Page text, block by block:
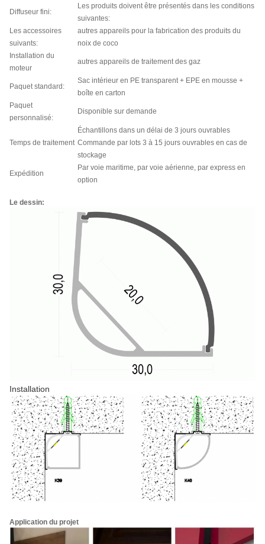
Diffuseur fini:
Les produits doivent être présentés dans les conditions
suivantes:
Les accessoires
suivants:
autres appareils pour la fabrication des produits du
noix de coco
Installation du
moteur
autres appareils de traitement des gaz
Paquet standard:
Sac intérieur en PE transparent + EPE en mousse +
boîte en carton
Paquet
personnalisé:
Disponible sur demande
Temps de traitement
Échantillons dans un délai de 3 jours ouvrables
Commande par lots 3 à 15 jours ouvrables en cas de
stockage
Expédition
Par voie maritime, par voie aérienne, par express en
option
Le dessin:
Installation
Application du projet